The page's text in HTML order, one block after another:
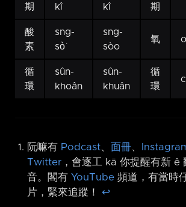
期
kî
kî
期
酸
素
sng-
sò͘
sng-
sòo
氧
循
環
sûn-
khoân
sûn-
khuân
循
環
阮嘛有 Podcast、 面冊、
Twitter ，會逐工 kā 你提醒有新 ê
音。閣有 YouTube 頻道，有當時
片，緊來追蹤！ ↩︎